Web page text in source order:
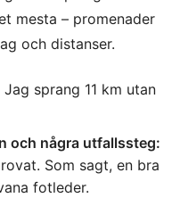
mesta – promenader
och distanser.
sprang 11 km utan
och några utfallssteg:
Som sagt, en bra
fotleder.